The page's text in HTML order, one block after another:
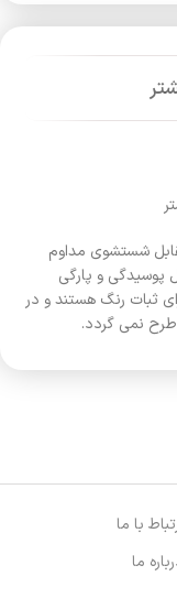
شستشوی مداوم
پوسیدگی و پارگی
ثبات رنگ هستند و در
نمی گردد.
با ما
ما